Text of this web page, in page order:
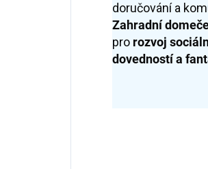
doručování a
Zahradní
pro rozvoj
dovedností a